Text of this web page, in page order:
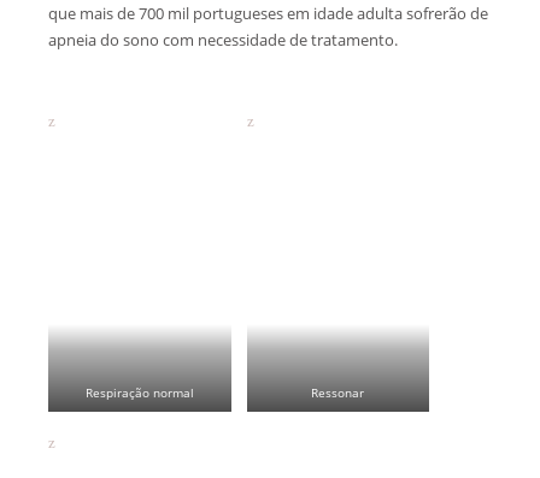
que mais de 700 mil portugueses em idade adulta sofrerão de
apneia do sono com necessidade de tratamento.
Respiração normal Ressonar